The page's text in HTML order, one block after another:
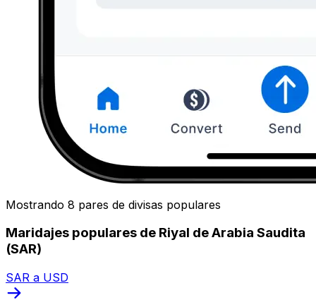
Mostrando 8 pares de divisas populares
Maridajes populares de Riyal de Arabia Saudita
(SAR)
SAR a USD